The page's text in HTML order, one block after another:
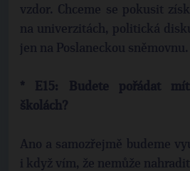
vzdor. Chceme se pokusit
na univerzitách, politická
jen na Poslaneckou sněmovnu.
* E15: Budete pořádat
školách?
Ano a samozřejmě budeme
i když vím, že nemůže